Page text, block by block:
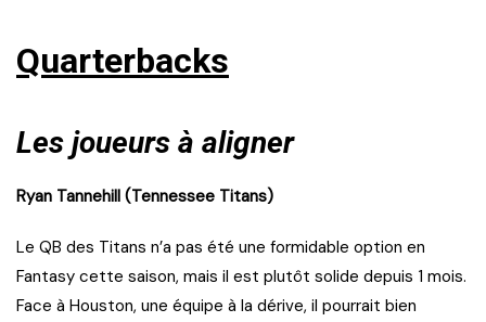
Quarterbacks
Les joueurs à aligner
Ryan Tannehill (Tennessee Titans)
Le QB des Titans n’a pas été une formidable option en
Fantasy cette saison, mais il est plutôt solide depuis 1 mois.
Face à Houston, une équipe à la dérive, il pourrait bien